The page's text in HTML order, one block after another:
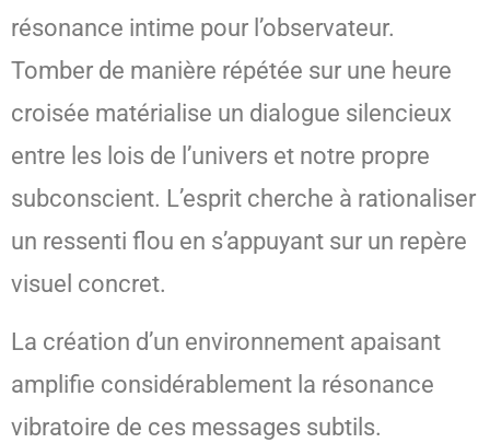
résonance intime pour l’observateur.
Tomber de manière répétée sur une heure
croisée matérialise un dialogue silencieux
entre les lois de l’univers et notre propre
subconscient. L’esprit cherche à rationaliser
un ressenti flou en s’appuyant sur un repère
visuel concret.
La création d’un environnement apaisant
amplifie considérablement la résonance
vibratoire de ces messages subtils.